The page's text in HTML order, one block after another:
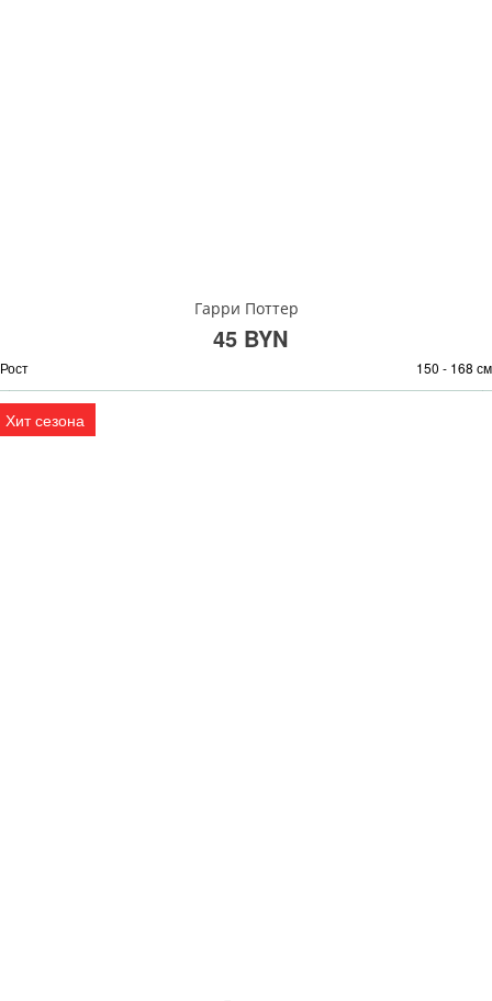
Гарри Поттер
45 BYN
Рост 150 - 168 см
Хит сезона